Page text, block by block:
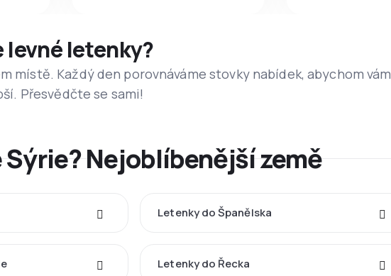
levné letenky?
místě. Každý den porovnáváme stovky nabídek, abychom vám
Přesvědčte se sami!
Sýrie? Nejoblíbenější země
Letenky do Španělska
Letenky do Řecka